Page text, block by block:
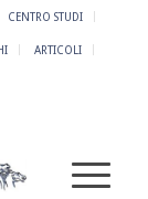
CENTRO STUDI
ARTICOLI